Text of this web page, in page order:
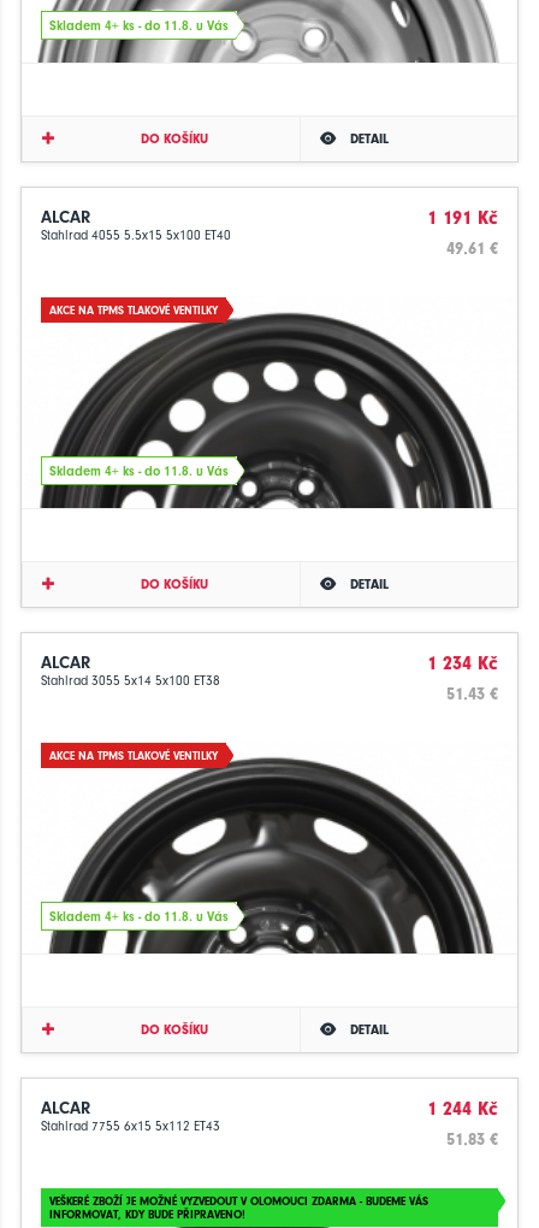
Skladem 4+ ks - do 11.8. u Vás
DO KOŠÍKU DETAIL
ALCAR
Stahlrad 4055 5.5x15 5x100 ET40
1 191 Kč
49.61 €
AKCE NA TPMS TLAKOVÉ VENTILKY
Skladem 4+ ks - do 11.8. u Vás
DO KOŠÍKU DETAIL
ALCAR
Stahlrad 3055 5x14 5x100 ET38
1 234 Kč
51.43 €
AKCE NA TPMS TLAKOVÉ VENTILKY
Skladem 4+ ks - do 11.8. u Vás
DO KOŠÍKU DETAIL
ALCAR
Stahlrad 7755 6x15 5x112 ET43
1 244 Kč
51.83 €
VEŠKERÉ ZBOŽÍ JE MOŽNÉ VYZVEDOUT V OLOMOUCI ZDARMA - BUDEME VÁS
INFORMOVAT, KDY BUDE PŘIPRAVENO!